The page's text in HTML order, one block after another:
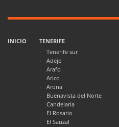
INICIO
TENERIFE
Tenerife sur
Adeje
Arafo
Arico
Arona
Buenavista del Norte
Candelaria
El Rosario
El Sauzal